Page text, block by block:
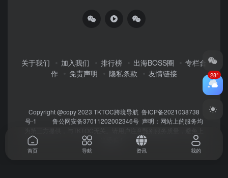
关于我们 加入我们 排行榜 出海BOSS圈
专栏合
作
免责声明 隐私条款 友情链接
Copyright @copy 2023 TKTOC跨境导航 鲁ICP备2021038738
号-1
鲁公网安备37011202002346号 声明：网站上的服务均
28°
首页 导航 资讯 我的